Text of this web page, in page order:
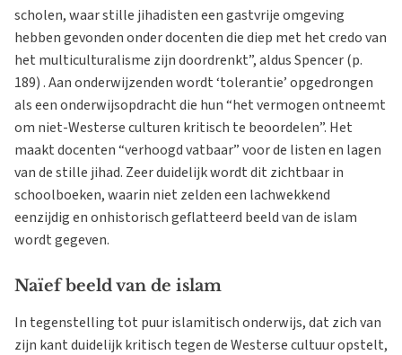
scholen, waar stille jihadisten een gastvrije omgeving
hebben gevonden onder docenten die diep met het credo van
het multiculturalisme zijn doordrenkt”, aldus Spencer (p.
189) . Aan onderwijzenden wordt ‘tolerantie’ opgedrongen
als een onderwijsopdracht die hun “het vermogen ontneemt
om niet-Westerse culturen kritisch te beoordelen”. Het
maakt docenten “verhoogd vatbaar” voor de listen en lagen
van de stille jihad. Zeer duidelijk wordt dit zichtbaar in
schoolboeken, waarin niet zelden een lachwekkend
eenzijdig en onhistorisch geflatteerd beeld van de islam
wordt gegeven.
Naïef beeld van de islam
In tegenstelling tot puur islamitisch onderwijs, dat zich van
zijn kant duidelijk kritisch tegen de Westerse cultuur opstelt,